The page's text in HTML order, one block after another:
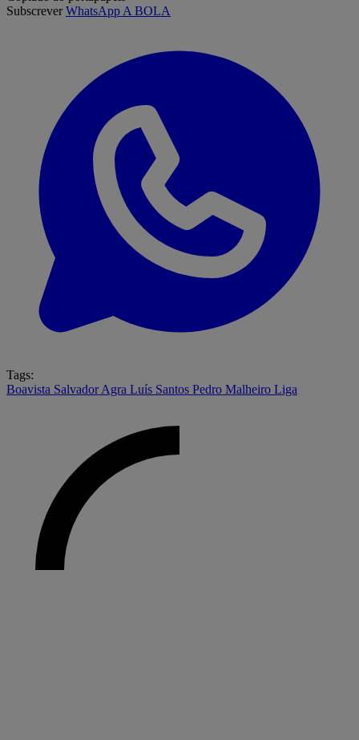
SubscreverWhatsApp A BOLA
Tags:
Boavista Salvador Agra Luís Santos Pedro Malheiro Liga